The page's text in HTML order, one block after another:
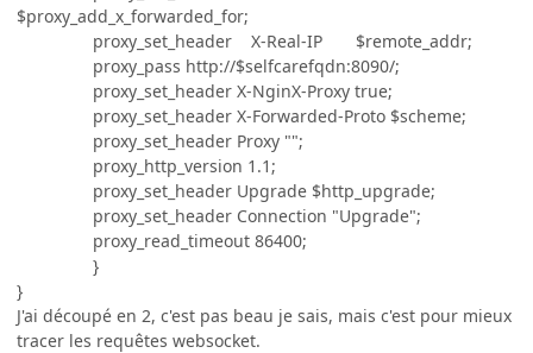
$proxy_add_x_forwarded_for;
proxy_set_header X-Real-IP $remote_addr;
proxy_pass http://$selfcarefqdn:8090/;
proxy_set_header X-NginX-Proxy true;
proxy_set_header X-Forwarded-Proto $scheme;
proxy_set_header Proxy "";
proxy_http_version 1.1;
proxy_set_header Upgrade $http_upgrade;
proxy_set_header Connection "Upgrade";
proxy_read_timeout 86400;
}
}
J'ai découpé en 2, c'est pas beau je sais, mais c'est pour mieux
tracer les requêtes websocket.